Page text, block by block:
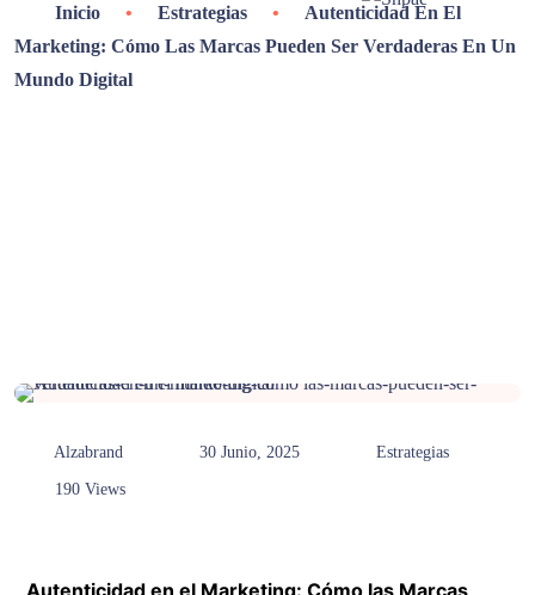
Inicio • Estrategias •
Autenticidad En El
Marketing: Cómo Las Marcas Pueden Ser Verdaderas En Un
Mundo Digital
Alzabrand 30 Junio, 2025 Estrategias
190 Views
Autenticidad en el Marketing: Cómo las Marcas